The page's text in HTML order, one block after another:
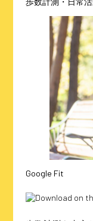
Google Fit